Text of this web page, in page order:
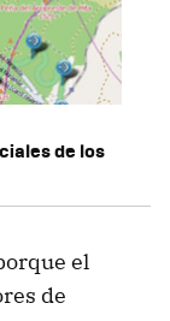
de los
el
de